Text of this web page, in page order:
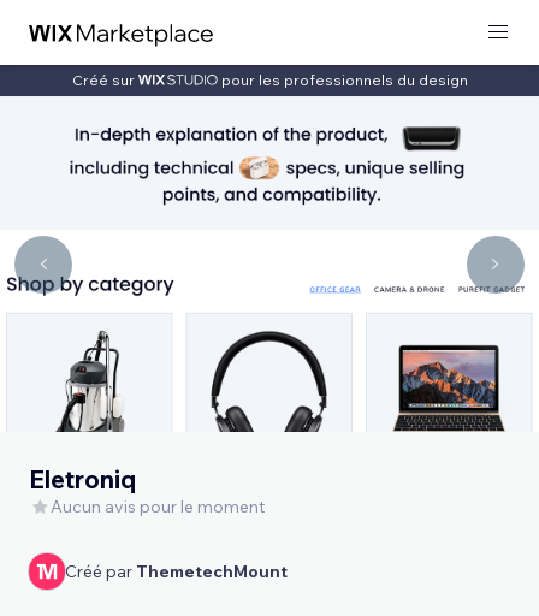
Créé sur pour les professionnels du design
Eletroniq
Aucun avis pour le moment
Créé par ThemetechMount